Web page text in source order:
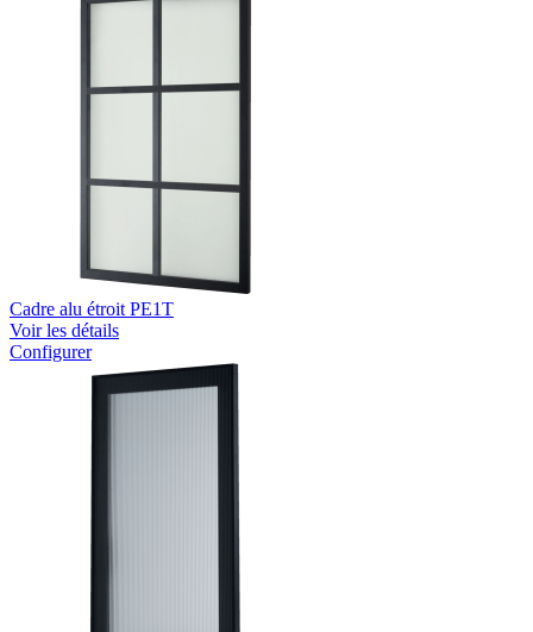
Cadre alu étroit PE1T
Voir les détails
Configurer